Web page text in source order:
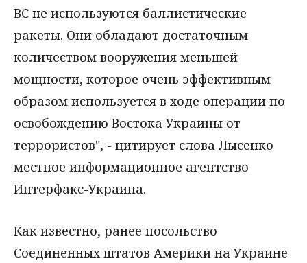
ВС не используются баллистические
ракеты. Они обладают достаточным
количеством вооружения меньшей
мощности, которое очень эффективным
образом используется в ходе операции по
освобождению Востока Украины от
террористов", - цитирует слова Лысенко
местное информационное агентство
Интерфакс-Украина.
Как известно, ранее посольство
Соединенных штатов Америки на Украине